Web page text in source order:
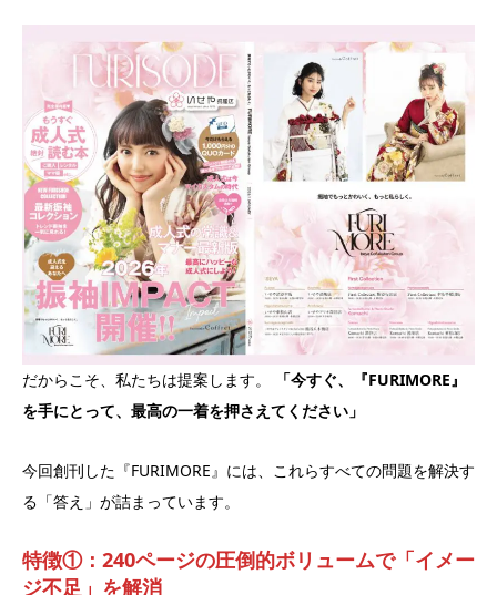
だからこそ、私たちは提案します。
「今すぐ、『FURIMORE』
を手にとって、最高の一着を押さえてください」
今回創刊した『FURIMORE』には、これらすべての問題を解決す
る「答え」が詰まっています。
特徴①：240ページの圧倒的ボリュームで「イメー
ジ不足」を解消